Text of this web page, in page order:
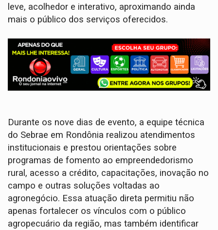
leve, acolhedor e interativo, aproximando ainda
mais o público dos serviços oferecidos.
Durante os nove dias de evento, a equipe técnica
do Sebrae em Rondônia realizou atendimentos
institucionais e prestou orientações sobre
programas de fomento ao empreendedorismo
rural, acesso a crédito, capacitações, inovação no
campo e outras soluções voltadas ao
agronegócio. Essa atuação direta permitiu não
apenas fortalecer os vínculos com o público
agropecuário da região, mas também identificar